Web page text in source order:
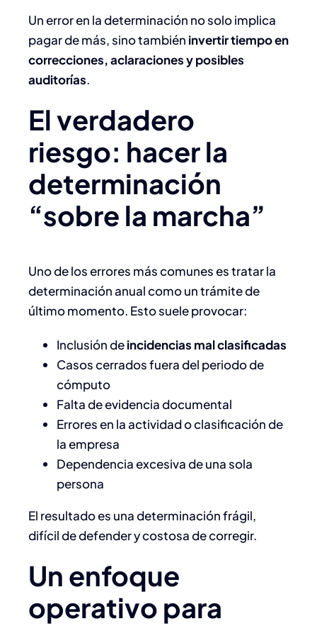
Un error en la determinación no solo implica
pagar de más, sino también invertir tiempo en
correcciones, aclaraciones y posibles
auditorías.
El verdadero
riesgo: hacer la
determinación
“sobre la marcha”
Uno de los errores más comunes es tratar la
determinación anual como un trámite de
último momento. Esto suele provocar:
Inclusión deincidencias mal clasificadas
Casos cerrados fuera del periodo de
cómputo
Falta de evidencia documental
Errores en la actividad o clasificación de
la empresa
Dependencia excesiva de una sola
persona
El resultado es una determinación frágil,
difícil de defender y costosa de corregir.
Un enfoque
operativo para